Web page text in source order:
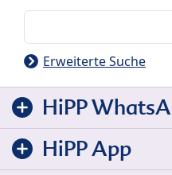
Erweiterte Suche
HiPP
HiPP App